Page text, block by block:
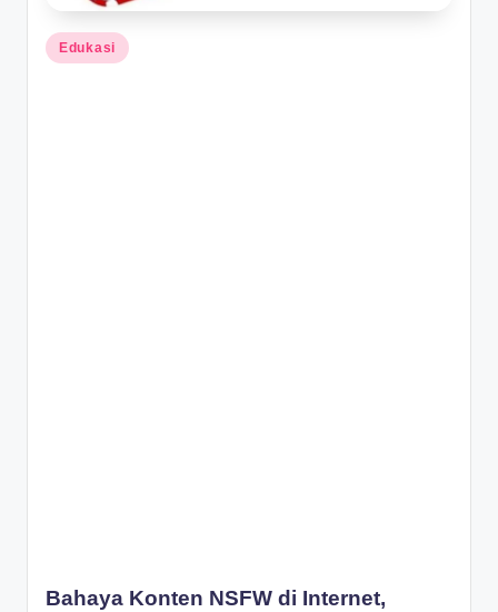
Posted
in
Edukasi
Bahaya Konten NSFW di Internet,